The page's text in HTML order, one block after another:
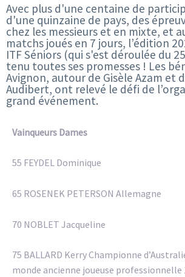
Avec plus d'une centaine de
d'une quinzaine de pays, des
chez les messieurs et en mixte, et
matchs joués en 7 jours, l’édition
ITF Séniors (qui s'est déroulée du
tenu toutes ses promesses ! Les
Avignon, autour de Gisèle Azam et
Audibert, ont relevé le défi de
grand événement.
Vainqueurs Dames
55 FEYDEL Dominique
65 ROSENEK PETERSON Allemagne
70 NOBLET Jacqueline
75 BALLARD Kerry Championne
monde ancienne joueuse